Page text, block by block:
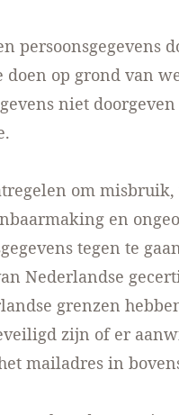
persoonsgegevens
op grond van
niet
om
en
tegen te
Nederlandse
grenzen
zijn of er
mailadres in